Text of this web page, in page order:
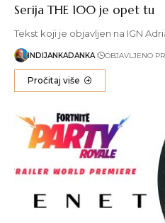
Serija THE 100 je opet tu
Tekst koji je objavljen na IGN
INDIJANKADANKA OBJAVLJENO
Pročitaj više